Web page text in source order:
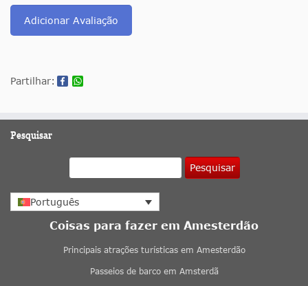
Adicionar Avaliação
Partilhar:
Pesquisar
Pesquisar
Português
Coisas para fazer em Amesterdão
Principais atrações turísticas em Amesterdão
Passeios de barco em Amsterdã